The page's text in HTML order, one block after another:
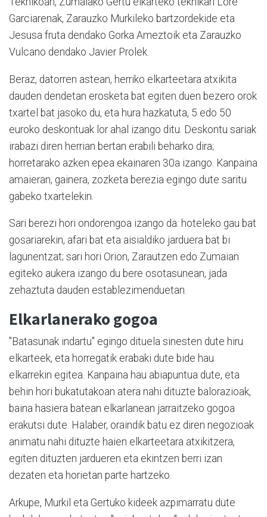
Garciarenak, Zarauzko Murkileko bartzordekide eta
Jesusa fruta dendako Gorka Ameztoik eta Zarauzko
Vulcano dendako Javier Prolek.
Beraz, datorren astean, herriko elkarteetara atxikita
dauden dendetan erosketa bat egiten duen bezero orok
txartel bat jasoko du, eta hura hazkatuta, 5 edo 50
euroko deskontuak lor ahal izango ditu. Deskontu sariak
irabazi diren herrian bertan erabili beharko dira;
horretarako azken epea ekainaren 30a izango. Kanpaina
amaieran, gainera, zozketa berezia egingo dute saritu
gabeko txartelekin.
Sari berezi hori ondorengoa izango da: hoteleko gau bat
gosariarekin, afari bat eta aisialdiko jarduera bat bi
lagunentzat; sari hori Orion, Zarautzen edo Zumaian
egiteko aukera izango du bere osotasunean, jada
zehaztuta dauden establezimenduetan.
Elkarlanerako gogoa
"Batasunak indartu" egingo dituela sinesten dute hiru
elkarteek, eta horregatik erabaki dute bide hau
elkarrekin egitea. Kanpaina hau abiapuntua dute, eta
behin hori bukatutakoan atera nahi dituzte balorazioak,
baina hasiera batean elkarlanean jarraitzeko gogoa
erakutsi dute. Halaber, oraindik batu ez diren negozioak
animatu nahi dituzte haien elkarteetara atxikitzera,
egiten dituzten jardueren eta ekintzen berri izan
dezaten eta horietan parte hartzeko.
Arkupe, Murkil eta Gertuko kideek azpimarratu dute